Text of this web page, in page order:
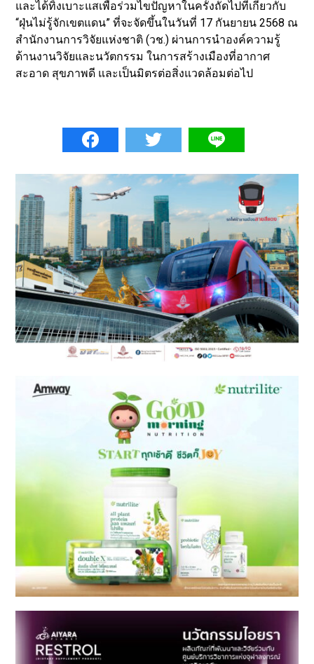
และได้ทิ้งเบาะแสเพื่อร่วมไขปัญหาในครั้งถัดไปที่เกี่ยวกับ
“ฝุ่นไม่รู้จักเขตแดน” ที่จะจัดขึ้นในวันที่ 17 กันยายน 2568 ณ
สำนักงานการวิจัยแห่งชาติ (วช.) ผ่านการนำองค์ความรู้
ด้านงานวิจัยและนวัตกรรม ในการสร้างเมืองที่อากาศ
สะอาด สุขภาพดี และเป็นมิตรต่อสิ่งแวดล้อมต่อไป